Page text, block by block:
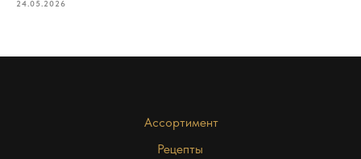
24.05.2026
Ассортимент
Рецепты